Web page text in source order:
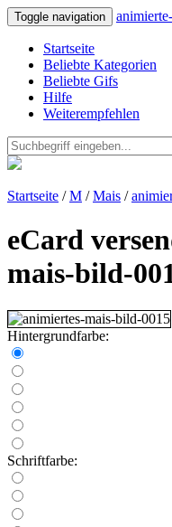
Toggle navigation
Startseite
Beliebte Kategorien
Beliebte Gifs
Hilfe
Weiterempfehlen
Startseite /M /Mais /
eCard
mais-bild-
Hintergrundfarbe:
Schriftfarbe: